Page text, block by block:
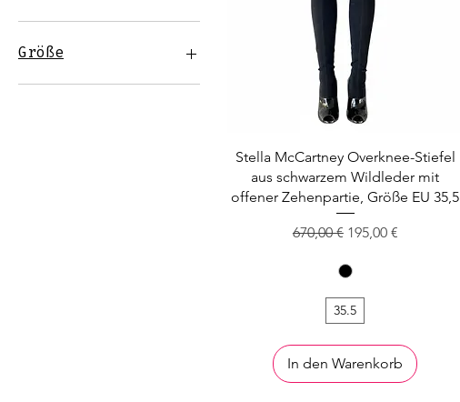
Größe
35.5
Stella McCartney Overknee-Stiefel
aus schwarzem Wildleder mit
offener Zehenpartie, Größe EU 35,5
Standardpreis
670,00 € Sale-Preis
195,00 €
35.5
In den Warenkorb